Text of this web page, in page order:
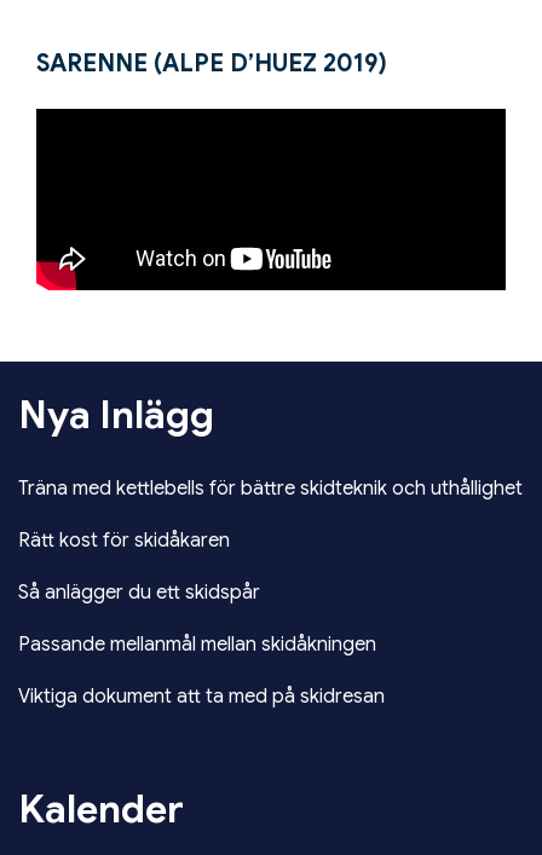
SARENNE (ALPE D’HUEZ 2019)
Nya Inlägg
Träna med kettlebells för bättre skidteknik och uthållighet
Rätt kost för skidåkaren
Så anlägger du ett skidspår
Passande mellanmål mellan skidåkningen
Viktiga dokument att ta med på skidresan
Kalender